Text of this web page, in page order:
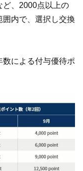
ど、2000点以上の
内で、選択し交換
による付与優待ポ